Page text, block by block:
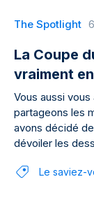
The Spotlight
La Coupe
vraiment
Vous aussi vous
partageons les
avons décidé
dévoiler les
Le saviez-